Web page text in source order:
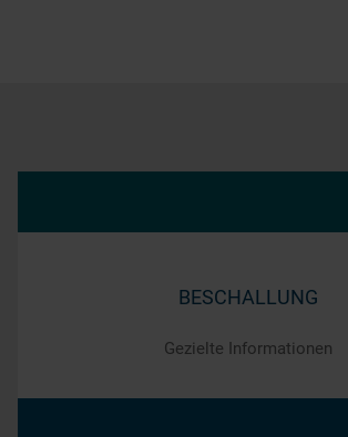
BESCHALLUNG
Gezielte Informationen